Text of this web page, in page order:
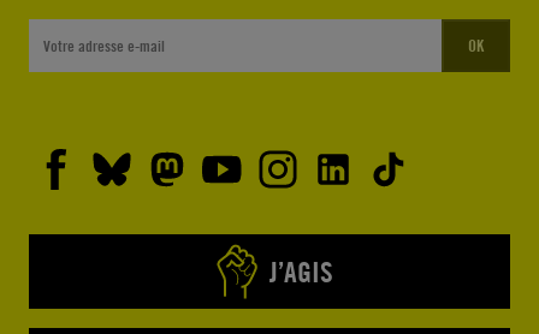
OK
J’AGIS